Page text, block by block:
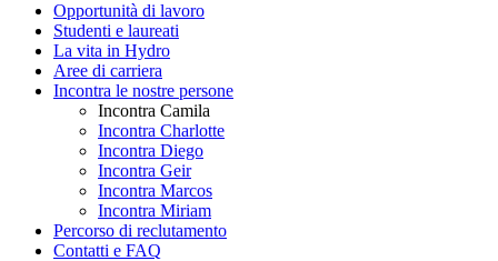
Opportunità di lavoro
Studenti e laureati
La vita in Hydro
Aree di carriera
Incontra le nostre persone
Incontra Camila
Incontra Charlotte
Incontra Diego
Incontra Geir
Incontra Marcos
Incontra Miriam
Percorso di reclutamento
Contatti e FAQ